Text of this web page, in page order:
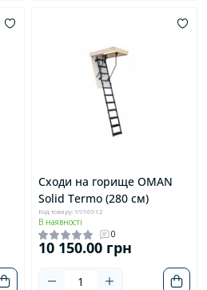
Сходи на горище OMAN
Solid Termo (280 см)
Код товару: 9996912
В наявності
0
10 150.00 грн